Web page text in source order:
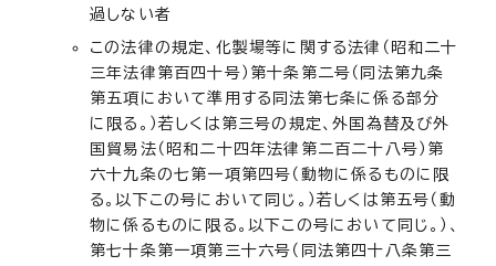
過しない者
この法律の規定、化製場等に関する法律（昭和二十
三年法律第百四十号）第十条第二号（同法第九条
第五項において準用する同法第七条に係る部分
に限る。）若しくは第三号の規定、外国為替及び外
国貿易法（昭和二十四年法律第二百二十八号）第
六十九条の七第一項第四号（動物に係るものに限
る。以下この号において同じ。）若しくは第五号（動
物に係るものに限る。以下この号において同じ。）、
第七十条第一項第三十六号（同法第四十八条第三